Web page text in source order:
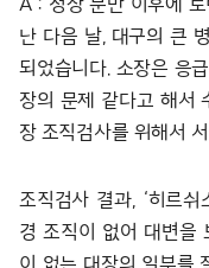
난 다음 날, 대구의 큰
되었습니다. 소장은 응
장의 문제 같다고 해서
장 조직검사를 위해서
조직검사 결과, ‘히르
경 조직이 없어 대변을
이 없는 대장의 일부를